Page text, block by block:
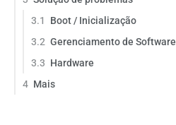
3.1
Boot / Inicialização
3.2 Gerenciamento de Software
3.3 Hardware
4 Mais